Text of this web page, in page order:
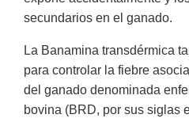
secundarios en el ganado.
La Banamina transdérmica
para controlar la fiebre
del ganado denominada
bovina (BRD, por sus siglas